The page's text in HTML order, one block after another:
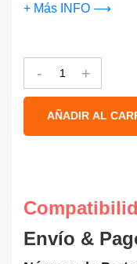
+ Más INFO ⟶
- +
AÑADIR AL
Envío &